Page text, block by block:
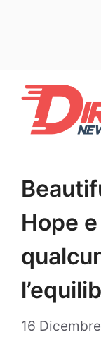
contenuto
Hope
16